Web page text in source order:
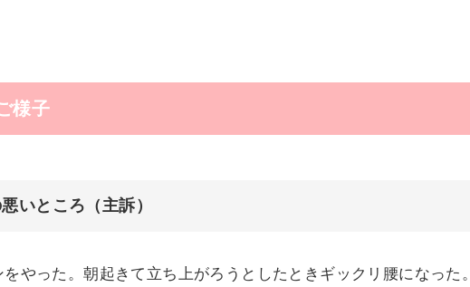
様子
いところ（主訴）
やった。朝起きて立ち上がろうとしたときギックリ腰になった。